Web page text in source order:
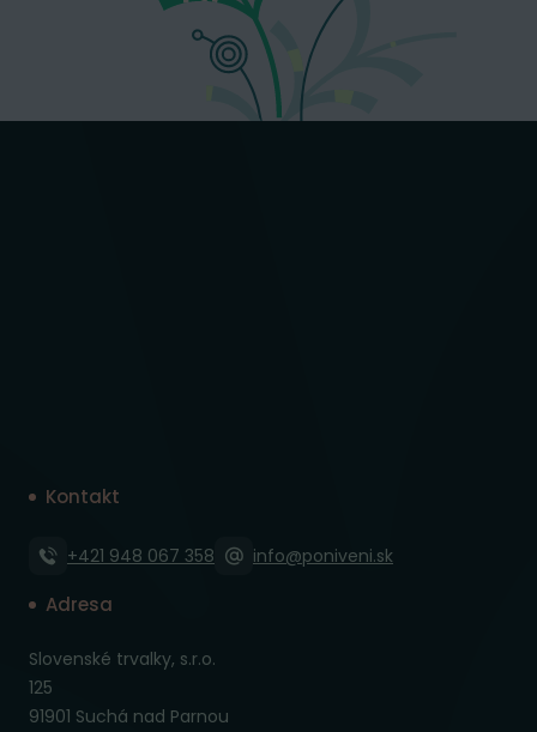
Kontakt
+421 948 067 358 info@poniveni.sk
Adresa
Slovenské trvalky, s.r.o.
125
91901 Suchá nad Parnou